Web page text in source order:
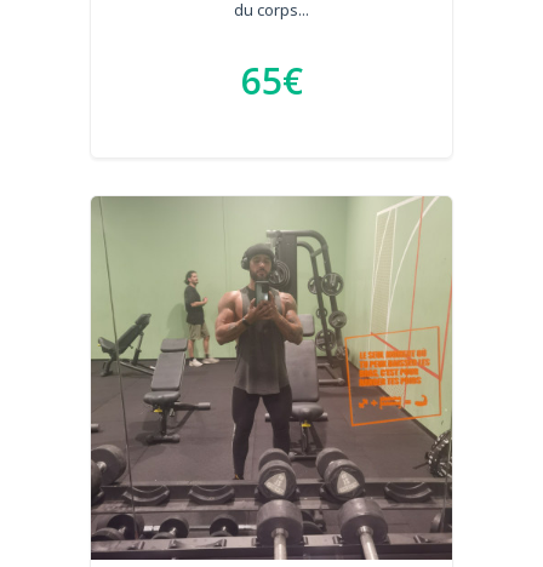
du corps...
65€